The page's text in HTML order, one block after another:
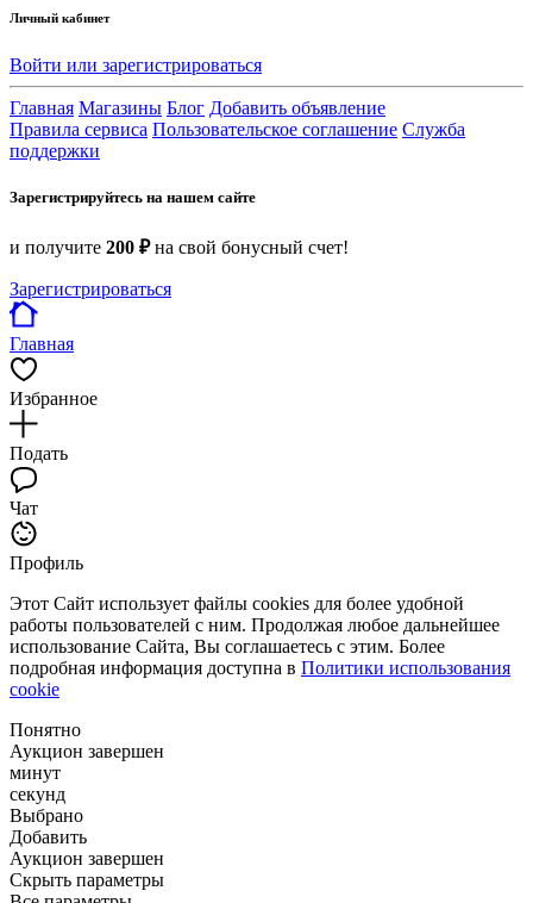
Личный кабинет
Войти или зарегистрироваться
Главная Магазины Блог Добавить объявление
Правила сервиса Пользовательское соглашение Служба
поддержки
Зарегистрируйтесь на нашем сайте
и получите 200 ₽на свой бонусный счет!
Зарегистрироваться
Главная
Избранное
Подать
Чат
Профиль
Этот Сайт использует файлы cookies для более удобной
работы пользователей с ним. Продолжая любое дальнейшее
использование Сайта, Вы соглашаетесь с этим. Более
подробная информация доступна в Политики использования
cookie
Понятно
Аукцион завершен
минут
секунд
Выбрано
Добавить
Аукцион завершен
Скрыть параметры